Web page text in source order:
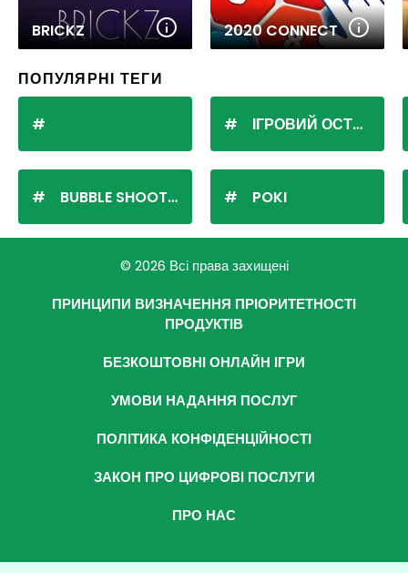
BRICKZ 2020 CONNECT
ПОПУЛЯРНІ ТЕГИ
BUBBLE SHOOTER
ІГРОВИЙ ОСТРІВ
POKI
© 2026 Всі права захищені
ПРИНЦИПИ ВИЗНАЧЕННЯ ПРІОРИТЕТНОСТІ
ПРОДУКТІВ
БЕЗКОШТОВНІ ОНЛАЙН ІГРИ
УМОВИ НАДАННЯ ПОСЛУГ
ПОЛІТИКА КОНФІДЕНЦІЙНОСТІ
ЗАКОН ПРО ЦИФРОВІ ПОСЛУГИ
ПРО НАС